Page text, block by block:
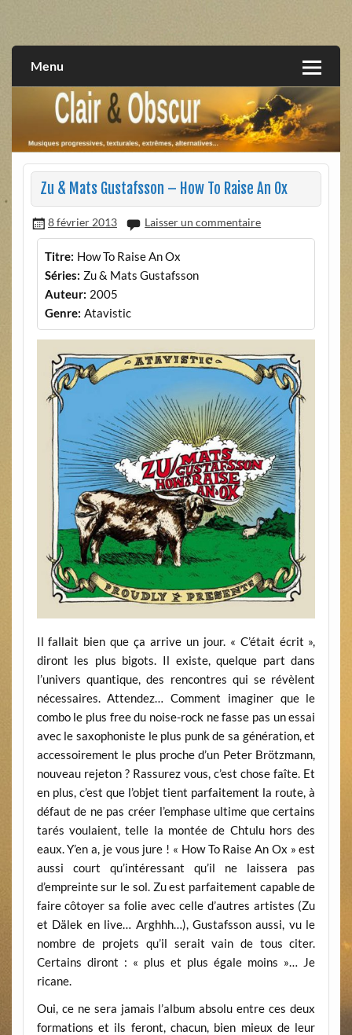
extrêmes, alternatives, texturales
Menu
Zu & Mats Gustafsson – How To Raise An Ox
8 février 2013 Laisser un commentaire
Titre: How To Raise An Ox
Séries: Zu & Mats Gustafsson
Auteur: 2005
Genre: Atavistic
Il fallait bien que ça arrive un jour. « C’était écrit »,
diront les plus bigots. Il existe, quelque part dans
l’univers quantique, des rencontres qui se révèlent
nécessaires. Attendez… Comment imaginer que le
combo le plus free du noise-rock ne fasse pas un essai
avec le saxophoniste le plus punk de sa génération, et
accessoirement le plus proche d’un Peter Brötzmann,
nouveau rejeton ? Rassurez vous, c’est chose faîte. Et
en plus, c’est que l’objet tient parfaitement la route, à
défaut de ne pas créer l’emphase ultime que certains
tarés voulaient, telle la montée de Chtulu hors des
eaux. Y’en a, je vous jure ! « How To Raise An Ox » est
aussi court qu’intéressant qu’il ne laissera pas
d’empreinte sur le sol. Zu est parfaitement capable de
faire côtoyer sa folie avec celle d’autres artistes (Zu
et Dälek en live… Arghhh…), Gustafsson aussi, vu le
nombre de projets qu’il serait vain de tous citer.
Certains diront : « plus et plus égale moins »… Je
ricane.
Oui, ce ne sera jamais l’album absolu entre ces deux
formations et ils feront, chacun, bien mieux de leur